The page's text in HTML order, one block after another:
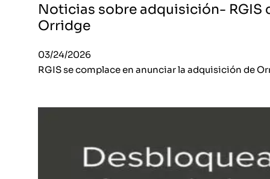
Noticias sobre adquisición- RGIS
Orridge
03/24/2026
RGIS se complace en anunciar la adquisición de